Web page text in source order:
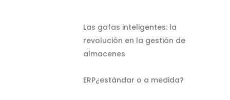
Las gafas inteligentes: la
revolución en la gestión de
almacenes
ERP¿estándar o a medida?